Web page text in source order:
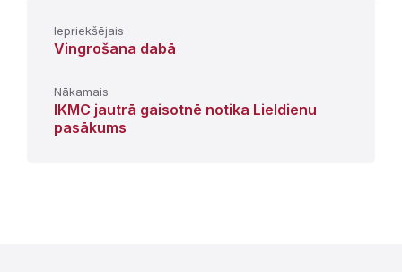
Iepriekšējais
Vingrošana dabā
Nākamais
IKMC jautrā gaisotnē notika Lieldienu
pasākums